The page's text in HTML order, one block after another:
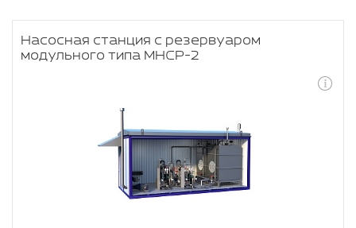
Насосная станция с резервуаром
модульного типа МНСР-2